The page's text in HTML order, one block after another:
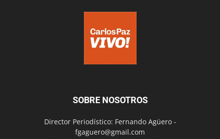
SOBRE NOSOTROS
Director Periodístico: Fernando Agüero -
fgaguero@gmail.com